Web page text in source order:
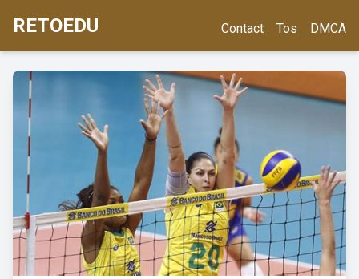
RETOEDU Contact Tos DMCA